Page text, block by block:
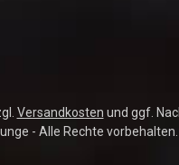
Versandkosten und ggf.
- Alle Rechte